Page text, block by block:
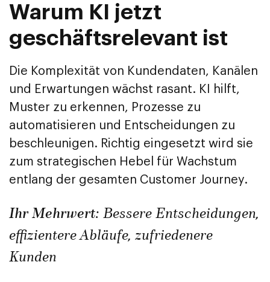
Warum KI jetzt
geschäftsrelevant ist
Die Komplexität von Kundendaten, Kanälen
und Erwartungen wächst rasant. KI hilft,
Muster zu erkennen, Prozesse zu
automatisieren und Entscheidungen zu
beschleunigen. Richtig eingesetzt wird sie
zum strategischen Hebel für Wachstum
entlang der gesamten Customer Journey.
Ihr Mehrwert: Bessere Entscheidungen,
effizientere Abläufe, zufriedenere
Kunden